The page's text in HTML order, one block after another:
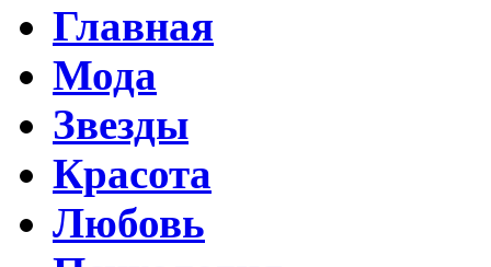
Главная
Мода
Звезды
Красота
Любовь